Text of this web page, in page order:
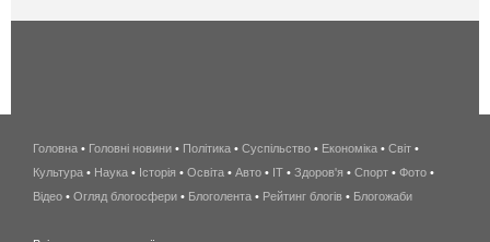
беспроводной
интернет
киев
Головна • Головні новини • Політика • Суспільство • Економіка • Світ •
Культура • Наука • Історія • Освіта • Авто • IT • Здоров'я • Спорт • Фото •
Відео • Огляд блогосфери • Блоголента • Рейтинг блогів • Блогожаби